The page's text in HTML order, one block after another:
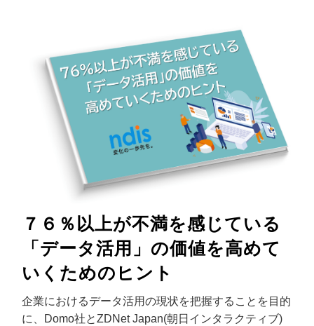
７６％以上が不満を感じている
「データ活用」の価値を高めて
いくためのヒント
企業におけるデータ活用の現状を把握することを目的
に、
Domo社とZDNet Japan(朝日インタラクティブ)